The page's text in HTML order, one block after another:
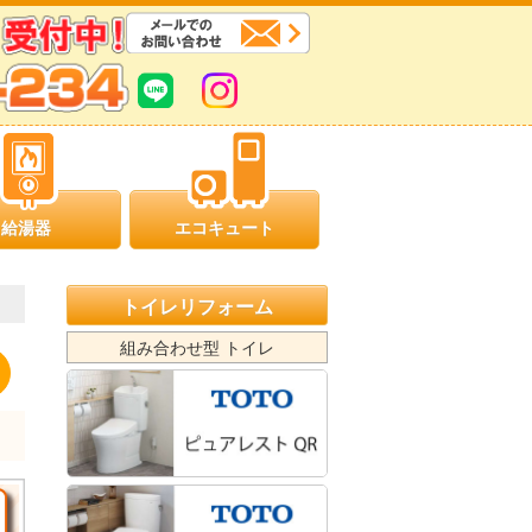
給湯器 エコキュート
トイレリフォーム
組み合わせ型 トイレ